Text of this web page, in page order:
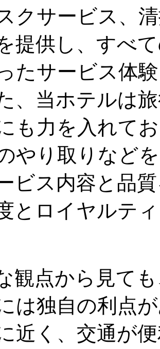
クサービス、
提供し、すべ
たサービス体
、当ホテルは
も力を入れて
やり取りなど
ビス内容と品
とロイヤルテ
観点から見て
は独自の利点
近く、交通が